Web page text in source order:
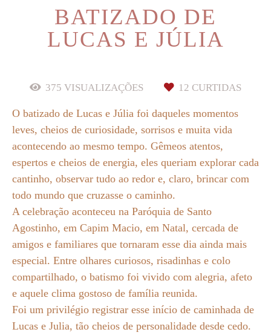
BATIZADO DE
LUCAS E JÚLIA
375 VISUALIZAÇÕES 12 CURTIDAS
O batizado de Lucas e Júlia foi daqueles momentos
leves, cheios de curiosidade, sorrisos e muita vida
acontecendo ao mesmo tempo. Gêmeos atentos,
espertos e cheios de energia, eles queriam explorar cada
cantinho, observar tudo ao redor e, claro, brincar com
todo mundo que cruzasse o caminho.
A celebração aconteceu na Paróquia de Santo
Agostinho, em Capim Macio, em Natal, cercada de
amigos e familiares que tornaram esse dia ainda mais
especial. Entre olhares curiosos, risadinhas e colo
compartilhado, o batismo foi vivido com alegria, afeto
e aquele clima gostoso de família reunida.
Foi um privilégio registrar esse início de caminhada de
Lucas e Julia, tão cheios de personalidade desde cedo.